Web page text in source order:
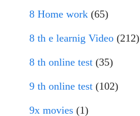
8 Home work (65)
8 th e learnig Video (212)
8 th online test (35)
9 th online test (102)
9x movies (1)